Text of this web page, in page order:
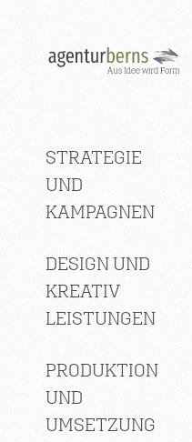
STRATEGIE
UND
KAMPAGNEN
DESIGN UND
KREATIV
LEISTUNGEN
PRODUKTION
UND
UMSETZUNG